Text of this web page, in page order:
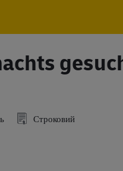
Строковий